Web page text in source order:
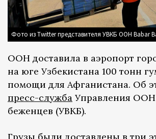
Фото из Twitter представителя УВКБ ООН Babar
ООН доставила в аэропорт
на юге Узбекистана 100 тонн
помощи для Афганистана. Об
пресс-служба Управления
беженцев (УВКБ).
Грузы были доставлены в три